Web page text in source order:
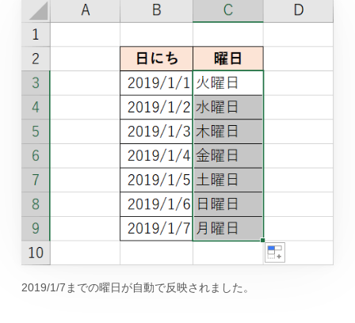
2019/1/7までの曜日が自動で反映されました。